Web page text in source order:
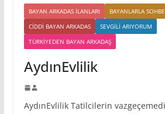
BAYAN ARKADAS ILANLARI
BAYANLARLA
CIDDI BAYAN ARKADAS
SEVGILI ARIYORUM
TÜRKIYEDEN BAYAN ARKADAŞ
AydınEvlilik
AydınEvlilik Tatilcilerin